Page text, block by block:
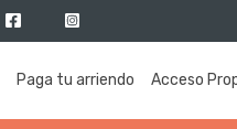
Paga tu arriendo Acceso